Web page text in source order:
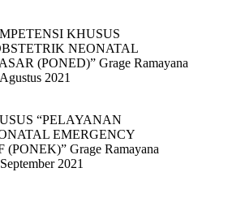
KHUSUS
NEONATAL
(PONED)” Grage Ramayana
2021
“PELAYANAN
EMERGENCY
Grage Ramayana
2021